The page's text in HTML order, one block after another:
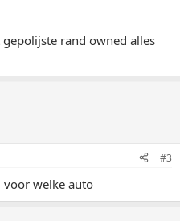
rand owned alles
#3
voor welke auto